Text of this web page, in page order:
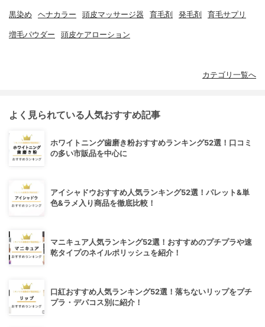
黒染め ヘナカラー 頭皮マッサージ器 育毛剤 発毛剤 育毛サプリ
増毛パウダー 頭皮ケアローション
カテゴリ一覧へ
よく見られている人気おすすめ記事
ホワイトニング歯磨き粉おすすめランキング52選！口コミ
の多い市販品を中心に
アイシャドウおすすめ人気ランキング52選！パレット&単
色&ラメ入り商品を徹底比較！
マニキュア人気ランキング52選！おすすめのプチプラや速
乾タイプのネイルポリッシュを紹介！
口紅おすすめ人気ランキング52選！落ちないリップをプチ
プラ・デパコス別に紹介！